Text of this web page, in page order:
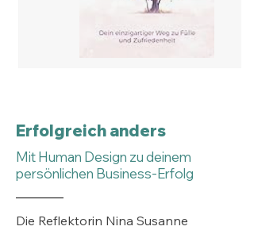
Erfolgreich anders
Mit Human Design zu deinem
persönlichen Business-Erfolg
Die Reflektorin Nina Susanne